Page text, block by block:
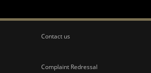
Contact us
Complaint Redressal